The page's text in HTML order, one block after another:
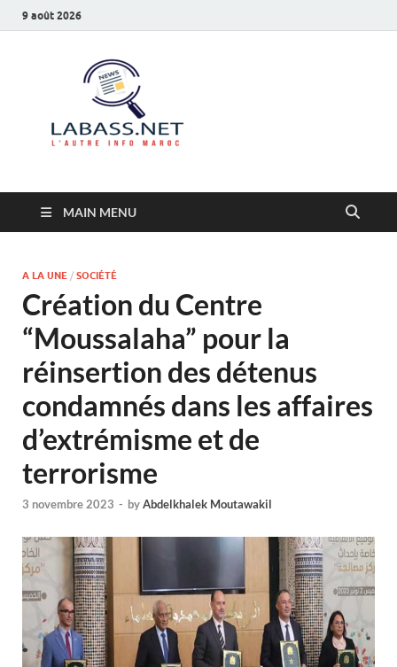
9 août 2026
MAIN MENU
A LA UNE / SOCIÉTÉ
Création du Centre
“Moussalaha” pour la
réinsertion des détenus
condamnés dans les affaires
d’extrémisme et de
terrorisme
3 novembre 2023 - byAbdelkhalek Moutawakil